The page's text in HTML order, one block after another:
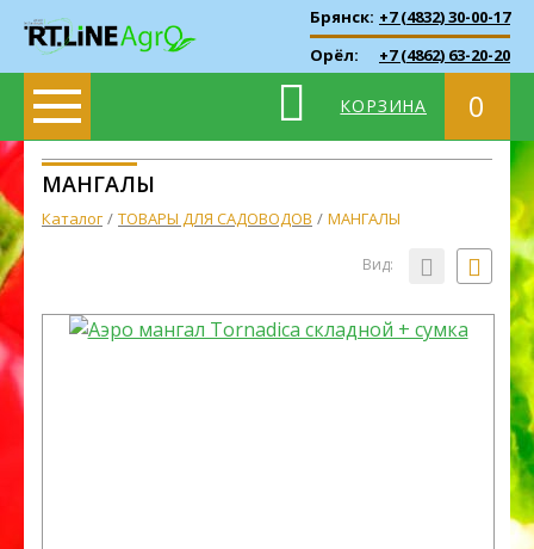
Брянск: +7 (4832) 30-00-17
Орёл:
+7 (4862) 63-20-20
КОРЗИНА 0
МАНГАЛЫ
Каталог ТОВАРЫ ДЛЯ САДОВОДОВ МАНГАЛЫ
Вид: